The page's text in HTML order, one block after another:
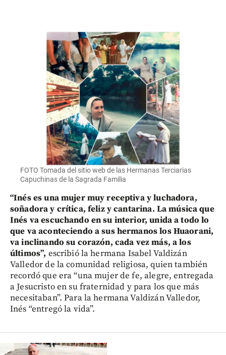
FOTO Tomada del sitio web de las Hermanas Terciarias
Capuchinas de la Sagrada Familia
“Inés es una mujer muy receptiva y luchadora,
soñadora y crítica, feliz y cantarina. La música que
Inés va escuchando en su interior, unida a todo lo
que va aconteciendo a sus hermanos los Huaorani,
va inclinando su corazón, cada vez más, a los
últimos”, escribió la hermana Isabel Valdizán
Valledor de la comunidad religiosa, quien también
recordó que era “una mujer de fe, alegre, entregada
a Jesucristo en su fraternidad y para los que más
necesitaban”. Para la hermana Valdizán Valledor,
Inés “entregó la vida”.